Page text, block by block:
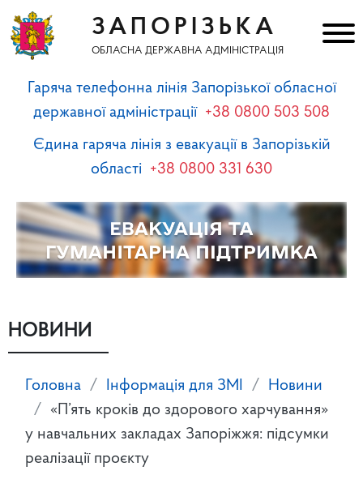
ЗАПОРІЗЬКА
ОБЛАСНА ДЕРЖАВНА АДМІНІСТРАЦІЯ
Гаряча телефонна лінія Запорізької обласної
державної адміністрації +38 0800 503 508
Єдина гаряча лінія з евакуації в Запорізькій
області +38 0800 331 630
НОВИНИ
Головна Інформація для ЗМІ
Новини
«П’ять кроків до здорового харчування»
у навчальних закладах Запоріжжя: підсумки
реалізації проєкту